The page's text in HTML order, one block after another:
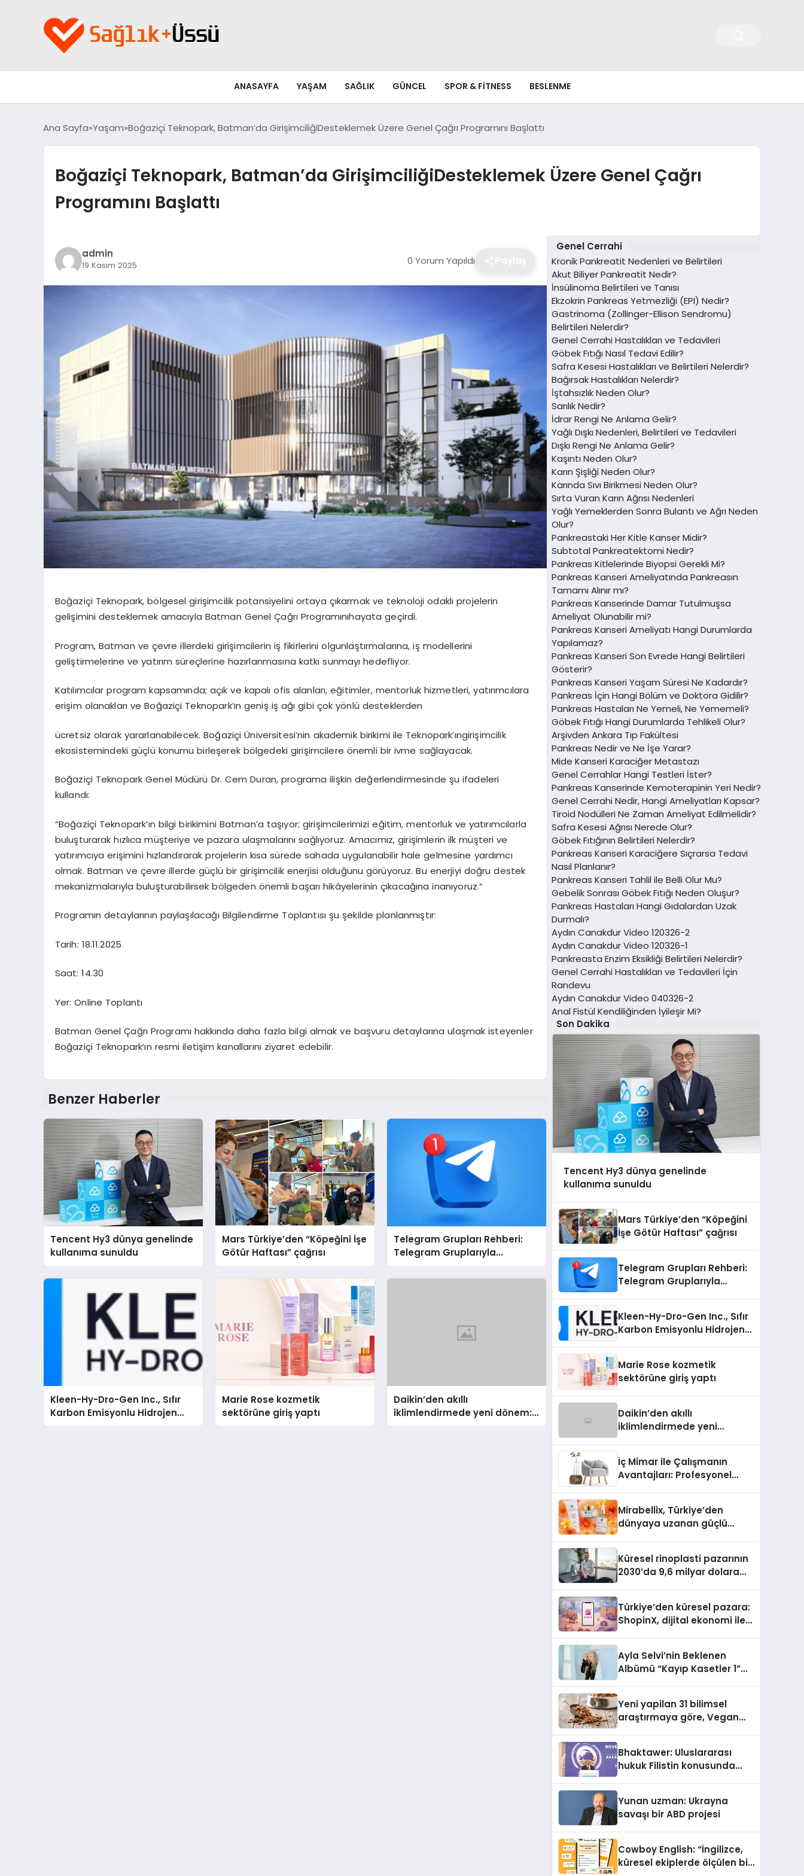
ANASAYFA YAŞAM SAĞLIK GÜNCEL SPOR & FITNESS BESLENME
Ana Sayfa Yaşam Boğaziçi Teknopark, Batman’da GirişimciliğiDesteklemek Üzere Genel Çağrı Programını Başlattı
Boğaziçi Teknopark, Batman’da GirişimciliğiDesteklemek Üzere Genel Çağrı
Programını Başlattı
admin
19 Kasım 2025 0 Yorum Yapıldı
Boğaziçi Teknopark, bölgesel girişimcilik potansiyelini ortaya çıkarmak ve teknoloji odaklı projelerin
gelişimini desteklemek amacıyla Batman Genel Çağrı Programınıhayata geçirdi.
Program, Batman ve çevre illerdeki girişimcilerin iş fikirlerini olgunlaştırmalarına, iş modellerini
geliştirmelerine ve yatırım süreçlerine hazırlanmasına katkı sunmayı hedefliyor.
Katılımcılar program kapsamında; açık ve kapalı ofis alanları, eğitimler, mentorluk hizmetleri, yatırımcılara
erişim olanakları ve Boğaziçi Teknopark’ın geniş iş ağı gibi çok yönlü desteklerden
ücretsiz olarak yararlanabilecek. Boğaziçi Üniversitesi’nin akademik birikimi ile Teknopark’ıngirişimcilik
ekosistemindeki güçlü konumu birleşerek bölgedeki girişimcilere önemli bir ivme sağlayacak.
Boğaziçi Teknopark Genel Müdürü Dr. Cem Duran,programa ilişkin değerlendirmesinde şu ifadeleri
kullandı:
“Boğaziçi Teknopark’ın bilgi birikimini Batman’a taşıyor; girişimcilerimizi eğitim, mentorluk ve yatırımcılarla
buluşturarak hızlıca müşteriye ve pazara ulaşmalarını sağlıyoruz. Amacımız, girişimlerin ilk müşteri ve
yatırımcıya erişimini hızlandırarak projelerin kısa sürede sahada uygulanabilir hale gelmesine yardımcı
olmak. Batman ve çevre illerde güçlü bir girişimcilik enerjisi olduğunu görüyoruz. Bu enerjiyi doğru destek
mekanizmalarıyla buluşturabilirsek bölgeden önemli başarı hikâyelerinin çıkacağına inanıyoruz.”
Programın detaylarının paylaşılacağı Bilgilendirme Toplantısı şu şekilde planlanmıştır:
Tarih: 18.11.2025
Saat: 14.30
Yer: Online Toplantı
Batman Genel Çağrı Programı hakkında daha fazla bilgi almak ve başvuru detaylarına ulaşmak isteyenler
Boğaziçi Teknopark’ın resmi iletişim kanallarını ziyaret edebilir.
Benzer Haberler
Tencent Hy3 dünya genelinde
kullanıma sunuldu
Mars Türkiye’den “Köpeğini İşe
Götür Haftası” çağrısı
Telegram Grupları Rehberi:
Telegram Gruplarıyla
Markanızı veya Topluluğunuzu
Tanıtın
Kleen-Hy-Dro-Gen Inc., Sıfır
Karbon Emisyonlu Hidrojen
Isıtma Teknolojisinde ISO ve
Marie Rose kozmetik
sektörüne giriş yaptı
Daikin’den akıllı
iklimlendirmede yeni dönem:
Madoka Plus Türkiye’de
Genel Cerrahi
Kronik Pankreatit Nedenleri ve Belirtileri
Akut Biliyer Pankreatit Nedir?
İnsülinoma Belirtileri ve Tanısı
Ekzokrin Pankreas Yetmezliği (EPI) Nedir?
Gastrinoma (Zollinger-Ellison Sendromu)
Belirtileri Nelerdir?
Genel Cerrahi Hastalıkları ve Tedavileri
Göbek Fıtığı Nasıl Tedavi Edilir?
Safra Kesesi Hastalıkları ve Belirtileri Nelerdir?
Bağırsak Hastalıkları Nelerdir?
İştahsızlık Neden Olur?
Sarılık Nedir?
İdrar Rengi Ne Anlama Gelir?
Yağlı Dışkı Nedenleri, Belirtileri ve Tedavileri
Dışkı Rengi Ne Anlama Gelir?
Kaşıntı Neden Olur?
Karın Şişliği Neden Olur?
Karında Sıvı Birikmesi Neden Olur?
Sırta Vuran Karın Ağrısı Nedenleri
Yağlı Yemeklerden Sonra Bulantı ve Ağrı Neden
Olur?
Pankreastaki Her Kitle Kanser Midir?
Subtotal Pankreatektomi Nedir?
Pankreas Kitlelerinde Biyopsi Gerekli Mi?
Pankreas Kanseri Ameliyatında Pankreasın
Tamamı Alınır mı?
Pankreas Kanserinde Damar Tutulmuşsa
Ameliyat Olunabilir mi?
Pankreas Kanseri Ameliyatı Hangi Durumlarda
Yapılamaz?
Pankreas Kanseri Son Evrede Hangi Belirtileri
Gösterir?
Pankreas Kanseri Yaşam Süresi Ne Kadardır?
Pankreas İçin Hangi Bölüm ve Doktora Gidilir?
Pankreas Hastaları Ne Yemeli, Ne Yememeli?
Göbek Fıtığı Hangi Durumlarda Tehlikeli Olur?
Arşivden Ankara Tıp Fakültesi
Pankreas Nedir ve Ne İşe Yarar?
Mide Kanseri Karaciğer Metastazı
Genel Cerrahlar Hangi Testleri İster?
Pankreas Kanserinde Kemoterapinin Yeri Nedir?
Genel Cerrahi Nedir, Hangi Ameliyatları Kapsar?
Tiroid Nodülleri Ne Zaman Ameliyat Edilmelidir?
Safra Kesesi Ağrısı Nerede Olur?
Göbek Fıtığının Belirtileri Nelerdir?
Pankreas Kanseri Karaciğere Sıçrarsa Tedavi
Nasıl Planlanır?
Pankreas Kanseri Tahlil ile Belli Olur Mu?
Gebelik Sonrası Göbek Fıtığı Neden Oluşur?
Pankreas Hastaları Hangi Gıdalardan Uzak
Durmalı?
Aydın Canakdur Video 120326-2
Aydın Canakdur Video 120326-1
Pankreasta Enzim Eksikliği Belirtileri Nelerdir?
Genel Cerrahi Hastalıkları ve Tedavileri İçin
Randevu
Aydın Canakdur Video 040326-2
Anal Fistül Kendiliğinden İyileşir Mi?
Son Dakika
Tencent Hy3 dünya genelinde
kullanıma sunuldu
Mars Türkiye’den “Köpeğini
İşe Götür Haftası” çağrısı
Telegram Grupları Rehberi:
Telegram Gruplarıyla
Kleen-Hy-Dro-Gen Inc., Sıfır
Karbon Emisyonlu Hidrojen
Aldı
Marie Rose kozmetik
sektörüne giriş yaptı
Daikin’den akıllı
iklimlendirmede yeni
İç Mimar ile Çalışmanın
Avantajları: Profesyonel
Mirabellix, Türkiye’den
dünyaya uzanan güçlü
Küresel rinoplasti pazarının
2030’da 9,6 milyar dolara
Türkiye’den küresel pazara:
ShopinX, dijital ekonomi ile
Ayla Selvi’nin Beklenen
Albümü “Kayıp Kasetler 1”
Yeni yapilan 31 bilimsel
araştırmaya göre, Vegan
Sindirildiğini Ortaya Koydu
Bhaktawer: Uluslararası
hukuk Filistin konusunda
Yunan uzman: Ukrayna
savaşı bir ABD projesi
Cowboy English: “İngilizce,
küresel ekiplerde ölçülen bir